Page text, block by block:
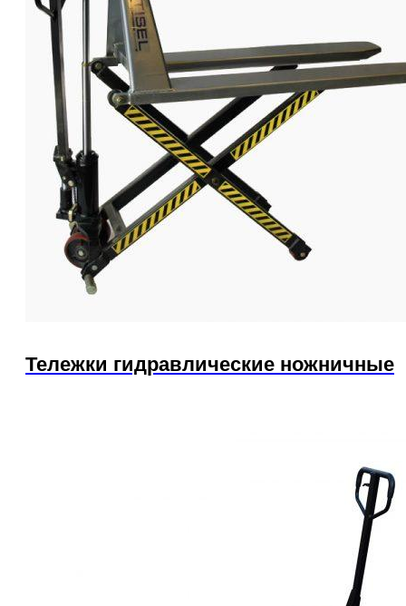
Тележки гидравлические ножничные